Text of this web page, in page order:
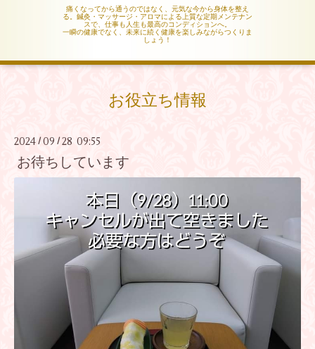
痛くなってから通うのではなく、元気な今から身体を整え
る。鍼灸・マッサージ・アロマによる上質な定期メンテナン
スで、仕事も人生も最高のコンディションへ。
一瞬の健康でなく、未来に続く健康を楽しみながらつくりま
しょう！
お役立ち情報
2024 /09 /28 09:55
お待ちしています